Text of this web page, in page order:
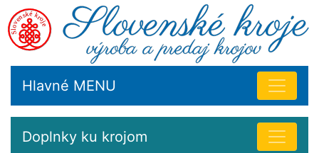
Hlavné MENU
Doplnky ku krojom